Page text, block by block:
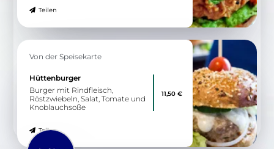
Teilen
Von der Speisekarte
Hüttenburger
Burger mit Rindfleisch,
Röstzwiebeln, Salat, Tomate und
Knoblauchsoße
Teilen
11,50 €